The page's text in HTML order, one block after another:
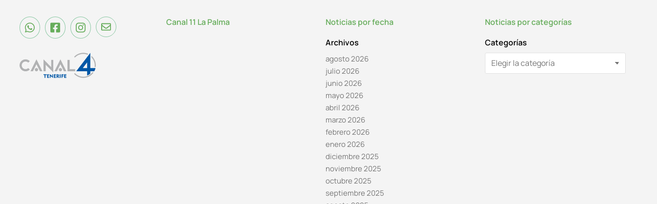
Canal 11 La Palma
Noticias por fecha
Archivos
agosto 2026
julio 2026
junio 2026
mayo 2026
abril 2026
marzo 2026
febrero 2026
enero 2026
diciembre 2025
noviembre 2025
octubre 2025
septiembre 2025
Noticias por categorías
Categorías